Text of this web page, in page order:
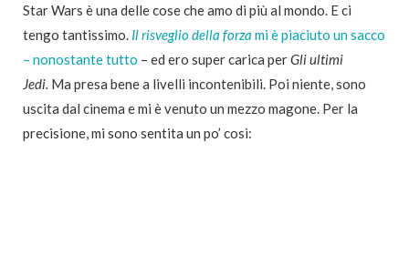
Star Wars è una delle cose che amo di più al mondo. E ci
tengo tantissimo. Il risveglio della forza mi è piaciuto un sacco
– nonostante tutto – ed ero super carica perGli ultimi
Jedi. Ma presa bene a livelli incontenibili. Poi niente, sono
uscita dal cinema e mi è venuto un mezzo magone. Per la
precisione, mi sono sentita un po’ così: